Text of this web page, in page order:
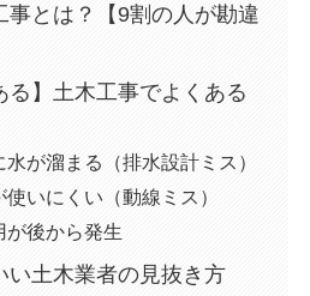
事とは？【9割の人が勘違
る】土木工事でよくある
が溜まる（排水設計ミス）
いにくい（動線ミス）
後から発生
い土木業者の見抜き方